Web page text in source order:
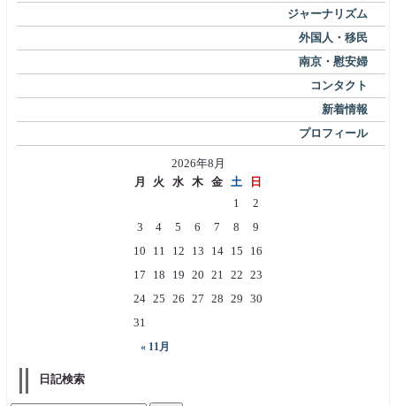
ジャーナリズム
外国人・移民
南京・慰安婦
コンタクト
新着情報
プロフィール
2026年8月
月
火 水 木 金 土 日
« 11月
1
2
3
4 5 6 7 8
9
10
11 12 13 14 15
16
17
18 19 20 21 22 23
24 25 26 27 28 29 30
31
日記検索